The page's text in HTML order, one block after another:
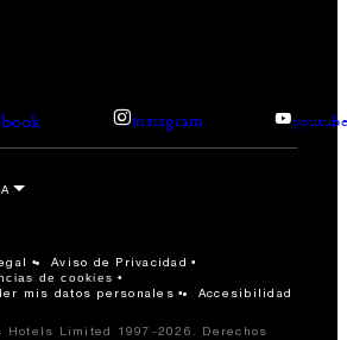
instagram
Aviso de Privacidad
de cookies
mis datos personales Accesibilidad
Hotels Limited 1997-2026. Derechos